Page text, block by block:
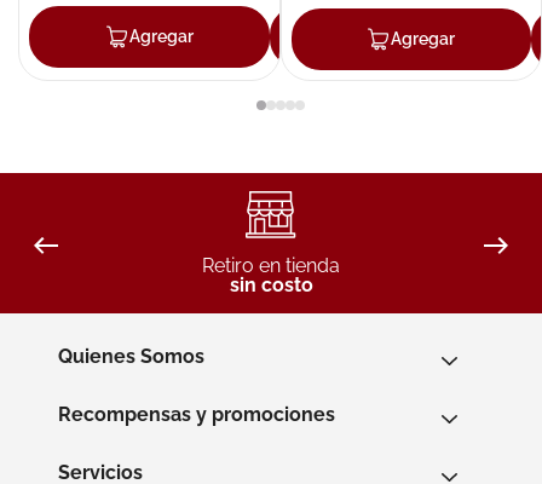
Agregar Agregar
Agregar
Retiro en tienda
sin costo
Quienes Somos
Recompensas y promociones
Servicios